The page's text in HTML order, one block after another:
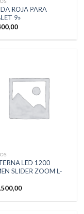
ROJA PARA
9»
LED 1200
SLIDER ZOOM L-